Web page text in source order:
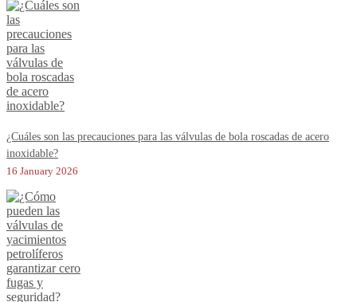
¿Cuáles son las precauciones para las válvulas de bola roscadas de acero
inoxidable?
16 January 2026